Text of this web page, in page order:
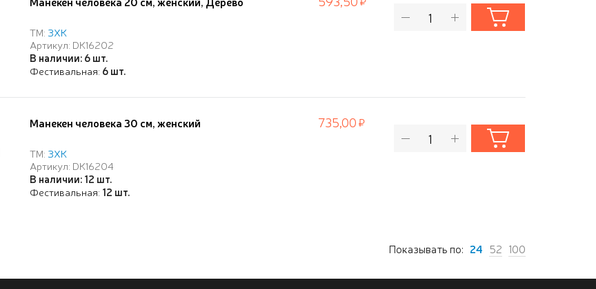
ТМ: ЗХК
Артикул: DK16202
В наличии: 6 шт.
Фестивальная: 6 шт.
Манекен человека 30 см, женский
ТМ: ЗХК
Артикул: DK16204
В наличии: 12 шт.
Фестивальная: 12 шт.
735,00
Показывать по: 24 52 100